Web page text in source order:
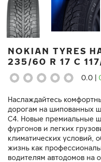
NOKIAN TYRES
235/60 R 17 C
0.0
Наслаждайтесь
дорогам на шипованных
C4. Новые премиальные
фургонов и легких
климатических условий,
жизнь как
водителям автодомов на